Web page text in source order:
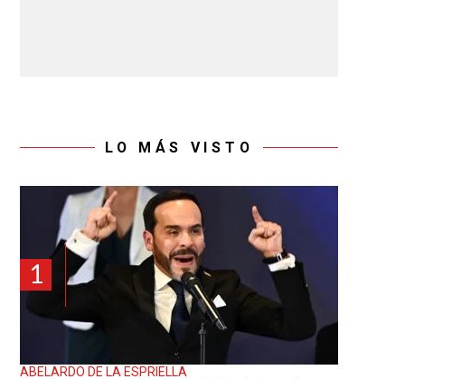
LO MÁS VISTO
1
ABELARDO DE LA ESPRIELLA